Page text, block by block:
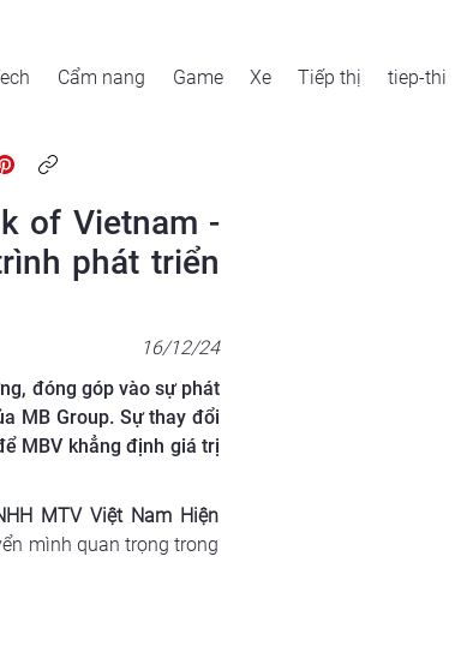
Cẩm nang Game Xe Tiếp thị tiep-thi
of Vietnam -
phát triển
16/12/24
đóng góp vào sự phát
MB Group. Sự thay đổi
MBV khẳng định giá trị
MTV Việt Nam Hiện
mình quan trọng trong